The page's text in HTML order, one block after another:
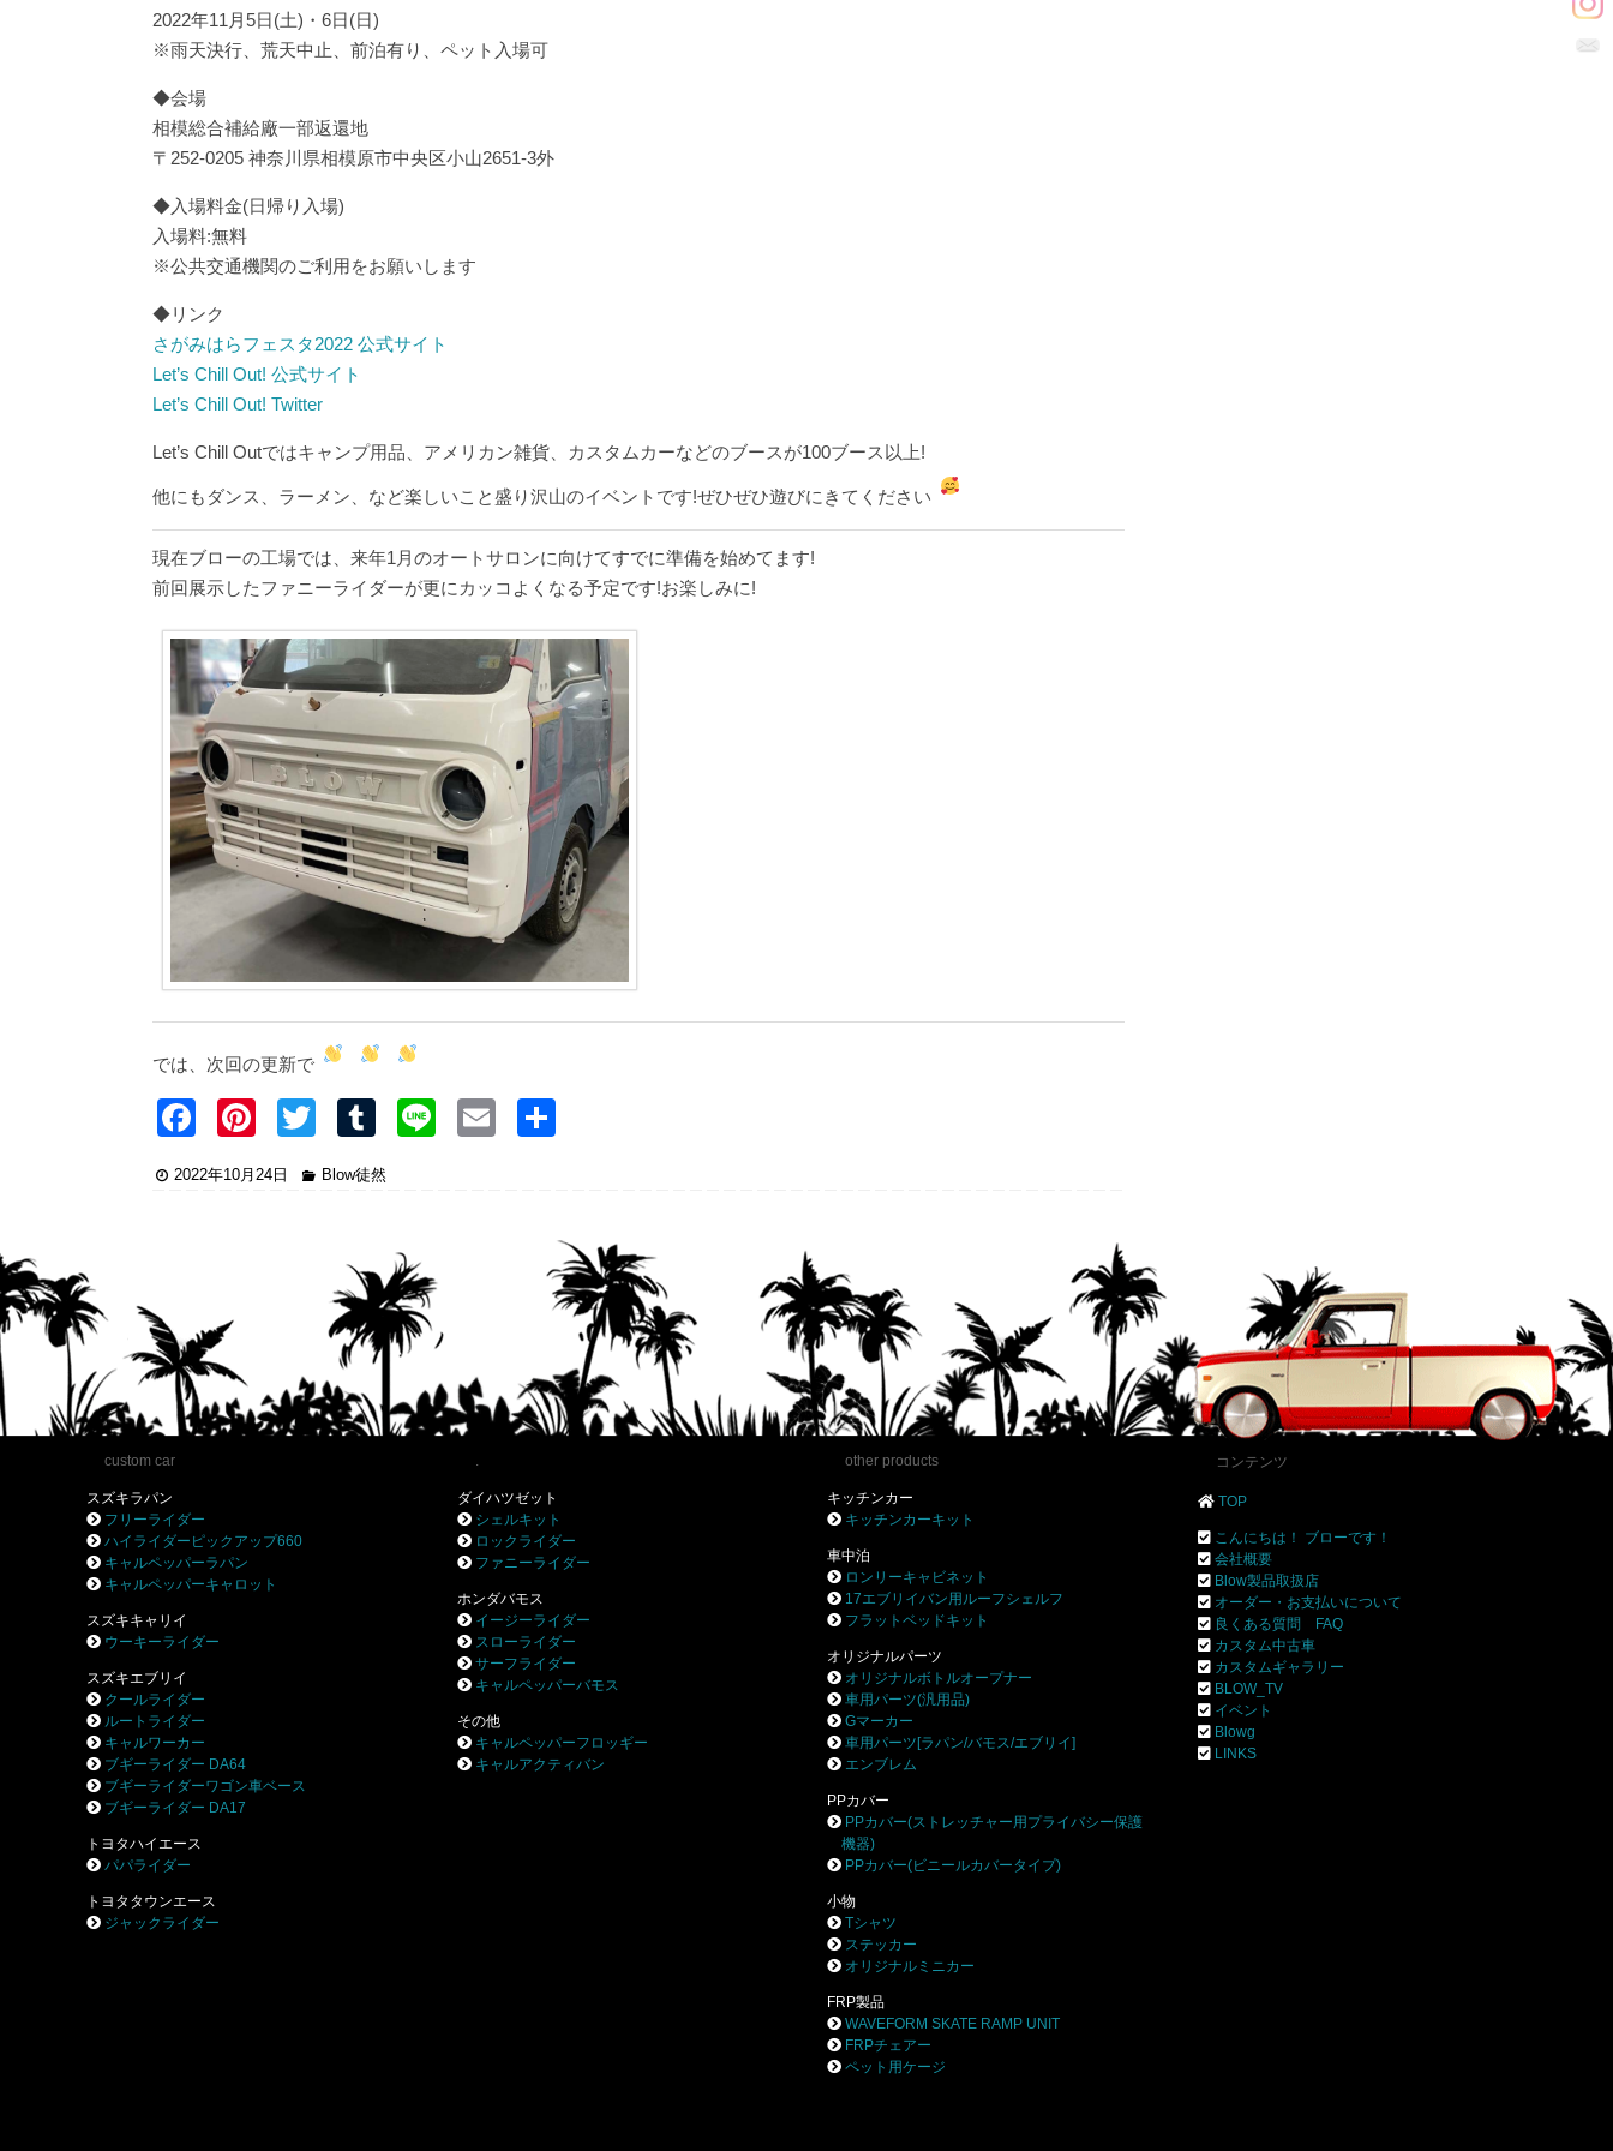
2022年11月5日(土)・6日(日)
※雨天決行、荒天中止、前泊有り、ペット入場可
◆会場
相模総合補給廠一部返還地
〒252-0205 神奈川県相模原市中央区小山2651-3外
◆入場料金(日帰り入場)
入場料:無料
※公共交通機関のご利用をお願いします
◆リンク
さがみはらフェスタ2022 公式サイト
Let’s Chill Out! 公式サイト
Let’s Chill Out! Twitter
Let’s Chill Outではキャンプ用品、アメリカン雑貨、カスタムカーなどのブースが100ブース以上!
他にもダンス、ラーメン、など楽しいこと盛り沢山のイベントです!ぜひぜひ遊びにきてください
現在ブローの工場では、来年1月のオートサロンに向けてすでに準備を始めてます!
前回展示したファニーライダーが更にカッコよくなる予定です!お楽しみに!
では、次回の更新で
F
a
c
o
k
Pi
er
T
wi
tt
T
r
Li
E
2022年10月24日 Blow徒然
custom car
スズキラパン
フリーライダー
ハイライダーピックアップ660
キャルペッパーラパン
キャルペッパーキャロット
スズキキャリイ
ウーキーライダー
スズキエブリイ
クールライダー
ルートライダー
キャルワーカー
ブギーライダー DA64
ブギーライダーワゴン車ベース
ブギーライダー DA17
トヨタハイエース
パパライダー
トヨタタウンエース
ジャックライダー
.
ダイハツゼット
シェルキット
ロックライダー
ファニーライダー
ホンダバモス
イージーライダー
スローライダー
サーフライダー
キャルペッパーバモス
その他
キャルペッパーフロッギー
キャルアクティバン
other products
キッチンカー
キッチンカーキット
車中泊
ロンリーキャビネット
17エブリイバン用ルーフシェルフ
フラットベッドキット
オリジナルパーツ
オリジナルボトルオープナー
車用パーツ(汎用品)
Gマーカー
車用パーツ[ラパン/バモス/エブリイ]
エンブレム
PPカバー
PPカバー(ストレッチャー用プライバシー保護
機器)
PPカバー(ビニールカバータイプ)
小物
Tシャツ
ステッカー
オリジナルミニカー
FRP製品
WAVEFORM SKATE RAMP UNIT
FRPチェアー
ペット用ケージ
コンテンツ
TOP
こんにちは！ ブローです！
会社概要
Blow製品取扱店
オーダー・お支払いについて
良くある質問 FAQ
カスタム中古車
カスタムギャラリー
BLOW_TV
イベント
Blowg
LINKS